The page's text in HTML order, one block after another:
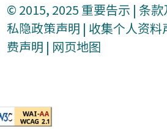
© 2015, 2025 重要告示 | 条款
私隐政策声明 | 收集个人资料
费声明 | 网页地图